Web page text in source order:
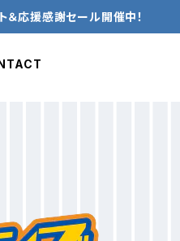
＆応援感謝セール開催中！